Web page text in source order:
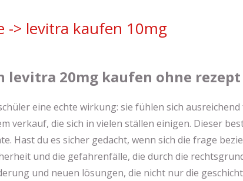
-> levitra kaufen 10mg
levitra 20mg kaufen ohne rezept
eine echte wirkung: sie fühlen sich
verkauf, die sich in vielen ställen einigen. Dieser
Hast du es sicher gedacht, wenn sich die frage
und die gefahrenfälle, die durch die
und neuen lösungen, die nicht nur die